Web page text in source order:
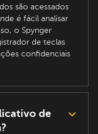
são acessados
é fácil analisar
o Spynger
de teclas
confidenciais
de